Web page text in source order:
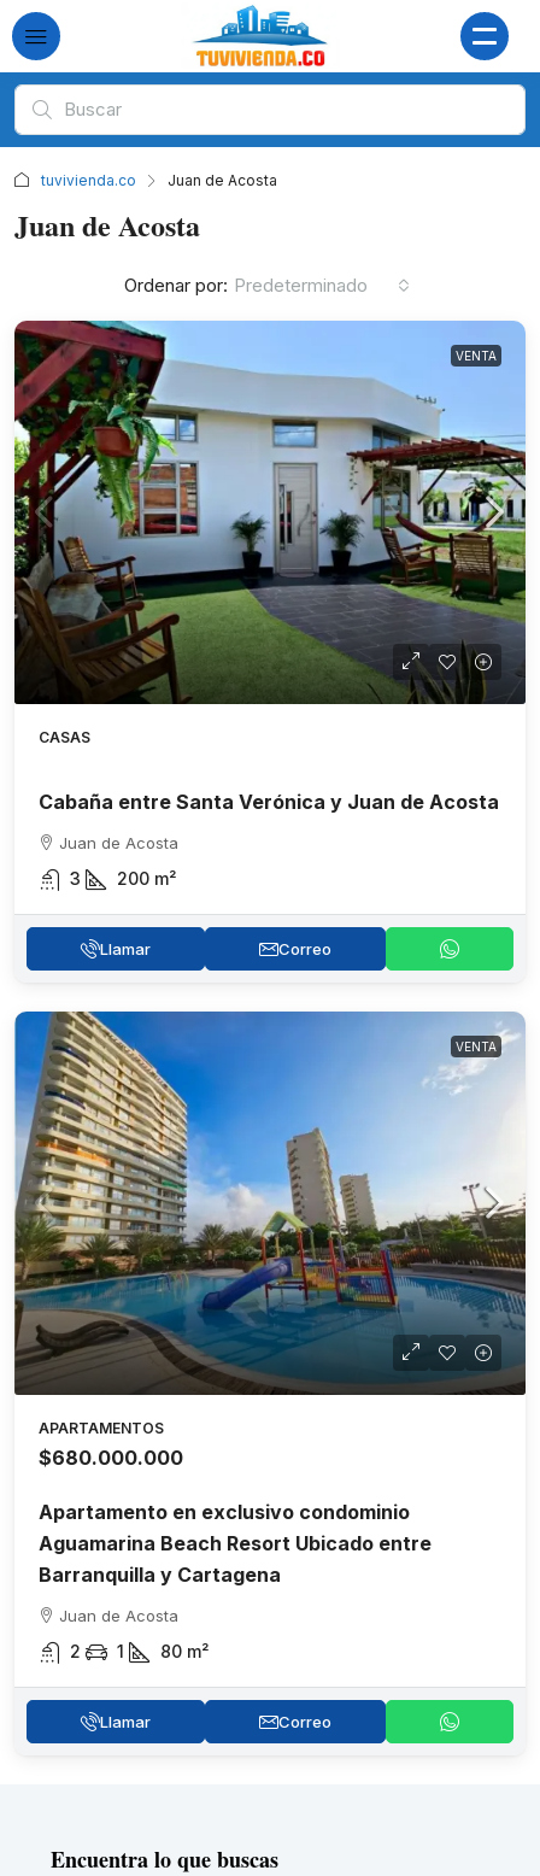
tuvivienda.co Juan de Acosta
Juan de Acosta
Ordenar por: Predeterminado
VENTA
CASAS
Cabaña entre Santa Verónica y Juan de Acosta
Juan de Acosta
3 200 m²
Llamar Correo
VENTA
APARTAMENTOS
$680.000.000
Apartamento en exclusivo condominio
Aguamarina Beach Resort Ubicado entre
Barranquilla y Cartagena
Juan de Acosta
2 1 80 m²
Llamar Correo
Encuentra lo que buscas